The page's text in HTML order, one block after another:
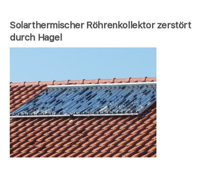
Solarthermischer Röhrenkollektor zerstört
durch Hagel